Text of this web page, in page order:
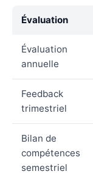
Évaluation
Évaluation
annuelle
Feedback
trimestriel
Bilan de
compétences
semestriel